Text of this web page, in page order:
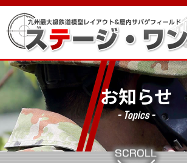
お知らせ
- Topics -